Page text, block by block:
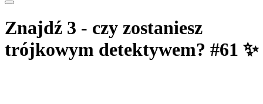
Znajdź 3 - czy zostaniesz
trójkowym detektywem? #61 ✨